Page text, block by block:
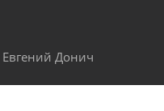
Евгений Донич